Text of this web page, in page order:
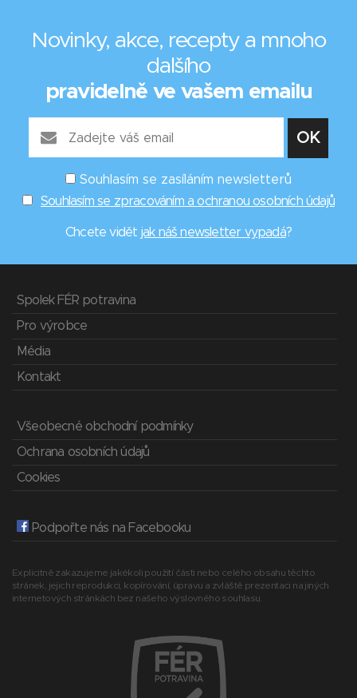
Novinky, akce, recepty a mnoho
dalšího
pravidelně ve vašem emailu
Souhlasím se zasíláním newsletterů
Souhlasím se zpracováním a ochranou osobních údajů
Chcete vidět jak náš newsletter vypadá?
Spolek FÉR potravina
Pro výrobce
Média
Kontakt
Všeobecné obchodní podmínky
Ochrana osobních údajů
Cookies
Podpořte nás na Facebooku
Explicitně zakazujeme jakékoli použití části nebo celého obsahu těchto
stránek, jejich reprodukci, kopírování, úpravu a zvláště prezentaci na jiných
internetových stránkách bez našeho výslovného souhlasu.